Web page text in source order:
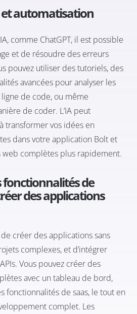
et automatisation
comme ChatGPT, il est possible
et de résoudre des erreurs
pouvez utiliser des tutoriels, des
avancées pour analyser les
de code, ou même
de coder. L’IA peut
transformer vos idées en
dans votre application Bolt et
complètes plus rapidement.
fonctionnalités de
des applications
créer des applications sans
complexes, et d’intégrer
Vous pouvez créer des
avec un tableau de bord,
fonctionnalités de saas, le tout en
complet. Les